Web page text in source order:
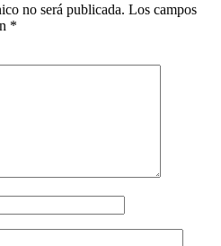
no será publicada. Los campos
*